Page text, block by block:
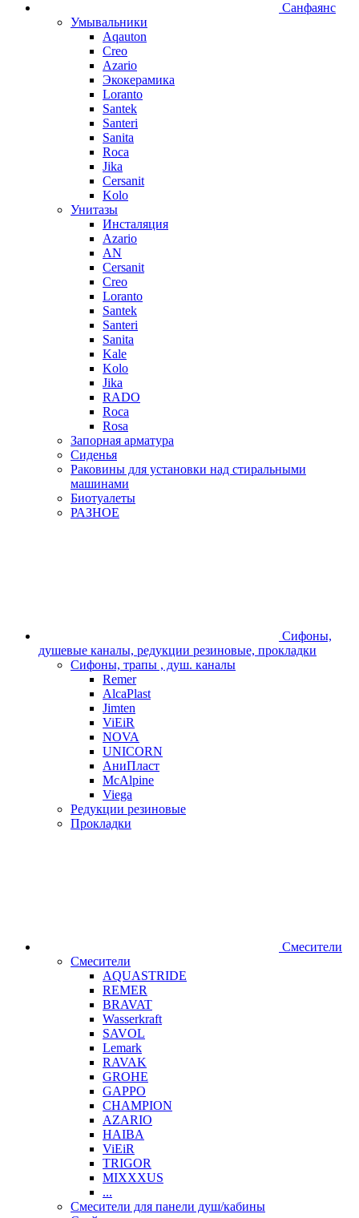
Санфаянс
Умывальники
Aqauton
Creo
Azario
Экокерамика
Loranto
Santek
Santeri
Sanita
Roca
Jika
Cersanit
Kolo
Унитазы
Инсталяция
Azario
AN
Cersanit
Creo
Loranto
Santek
Santeri
Sanita
Kale
Kolo
Jika
RADO
Roca
Rosa
Запорная арматура
Сиденья
Раковины для установки над стиральными
машинами
Биотуалеты
РАЗНОЕ
Сифоны,
душевые каналы, редукции резиновые, прокладки
Сифоны, трапы , душ. каналы
Remer
AlcaPlast
Jimten
ViEiR
NOVA
UNICORN
АниПласт
McAlpine
Viega
Редукции резиновые
Прокладки
Смесители
Смесители
AQUASTRIDE
REMER
BRAVAT
Wasserkraft
SAVOL
Lemark
RAVAK
GROHE
GAPPO
CHAMPION
AZARIO
HAIBA
ViEiR
TRIGOR
MIXXXUS
...
Смесители для панели душ/кабины